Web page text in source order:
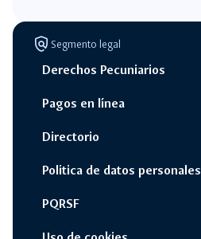
policy Segmento legal
Derechos Pecuniarios
Pagos en línea
Directorio
Politica de datos personales
PQRSF